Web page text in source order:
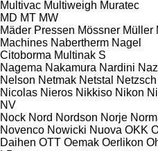
Multivac Multiweigh Muratec
MD MT MW
Mäder Pressen Mössner Müller
Machines Nabertherm Nagel
Citoborma Multinak S
Nagema Nakamura Nardini
Nelson Netmak Netstal Netzsch
Nicolas Nieros Nikkiso Nikon
NV
Nock Nord Nordson Norje
Novenco Nowicki Nuova OKK
Daihen OTT Oemak Oerlikon